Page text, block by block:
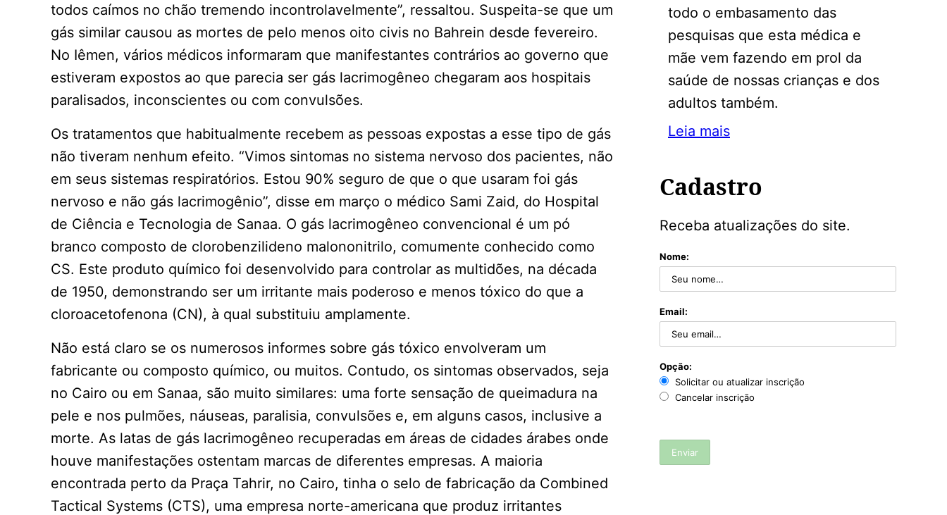
todos caímos no chão tremendo incontrolavelmente”, ressaltou. Suspeita-se que um
gás similar causou as mortes de pelo menos oito civis no Bahrein desde fevereiro.
No Iêmen, vários médicos informaram que manifestantes contrários ao governo que
estiveram expostos ao que parecia ser gás lacrimogêneo chegaram aos hospitais
paralisados, inconscientes ou com convulsões.
Os tratamentos que habitualmente recebem as pessoas expostas a esse tipo de gás
não tiveram nenhum efeito. “Vimos sintomas no sistema nervoso dos pacientes, não
em seus sistemas respiratórios. Estou 90% seguro de que o que usaram foi gás
nervoso e não gás lacrimogênio”, disse em março o médico Sami Zaid, do Hospital
de Ciência e Tecnologia de Sanaa. O gás lacrimogêneo convencional é um pó
branco composto de clorobenzilideno malononitrilo, comumente conhecido como
CS. Este produto químico foi desenvolvido para controlar as multidões, na década
de 1950, demonstrando ser um irritante mais poderoso e menos tóxico do que a
cloroacetofenona (CN), à qual substituiu amplamente.
Não está claro se os numerosos informes sobre gás tóxico envolveram um
fabricante ou composto químico, ou muitos. Contudo, os sintomas observados, seja
no Cairo ou em Sanaa, são muito similares: uma forte sensação de queimadura na
pele e nos pulmões, náuseas, paralisia, convulsões e, em alguns casos, inclusive a
morte. As latas de gás lacrimogêneo recuperadas em áreas de cidades árabes onde
houve manifestações ostentam marcas de diferentes empresas. A maioria
encontrada perto da Praça Tahrir, no Cairo, tinha o selo de fabricação da Combined
Tactical Systems (CTS), uma empresa norte-americana que produz irritantes
todo o embasamento das
pesquisas que esta médica e
mãe vem fazendo em prol da
saúde de nossas crianças e dos
adultos também.
Leia mais
Cadastro
Receba atualizações do site.
Nome:
Email:
Opção:
Solicitar ou atualizar inscrição
Cancelar inscrição